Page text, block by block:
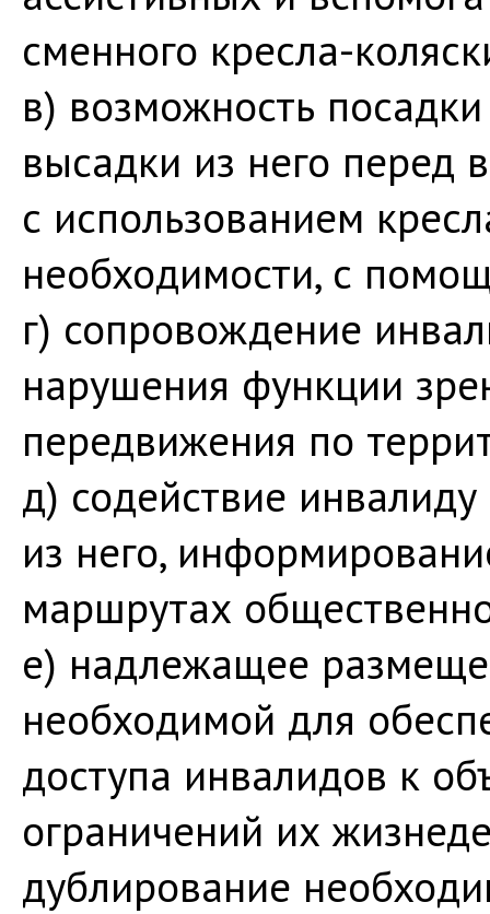
сменного кресла-
в) возможность
высадки из него перед
с использованием
необходимости, с
г) сопровождение
нарушения функции
передвижения по
д) содействие
из него,
маршрутах
е) надлежащее
необходимой для
доступа инвалидов к
ограничений их
дублирование